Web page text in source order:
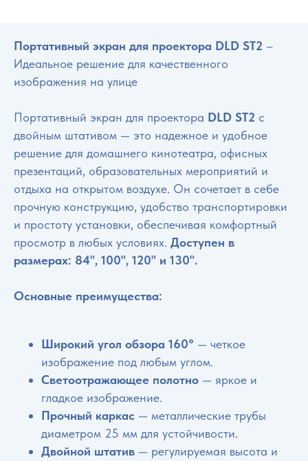
Портативный экран для проектора DLD ST2 –
Идеальное решение для качественного
изображения на улице
Портативный экран для проектора DLD ST2 с
двойным штативом — это надежное и удобное
решение для домашнего кинотеатра, офисных
презентаций, образовательных мероприятий и
отдыха на открытом воздухе. Он сочетает в себе
прочную конструкцию, удобство транспортировки
и простоту установки, обеспечивая комфортный
просмотр в любых условиях. Доступен в
размерах: 84", 100", 120" и 130".
Основные преимущества:
Широкий угол обзора 160° — четкое
изображение под любым углом.
Светоотражающее полотно — яркое и
гладкое изображение.
Прочный каркас — металлические трубы
диаметром 25 мм для устойчивости.
Двойной штатив — регулируемая высота и